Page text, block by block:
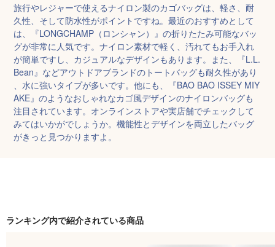
旅行やレジャーで使えるナイロン製のカゴバッグは、軽さ、耐
久性、そして防水性がポイントですね。最近のおすすめとして
は、『LONGCHAMP（ロンシャン）』の折りたたみ可能なバッ
グが非常に人気です。ナイロン素材で軽く、汚れてもお手入れ
が簡単ですし、カジュアルなデザインもあります。また、『L.L.
Bean』などアウトドアブランドのトートバッグも耐久性があり
、水に強いタイプが多いです。他にも、『BAO BAO ISSEY MIY
AKE』のようなおしゃれなカゴ風デザインのナイロンバッグも
注目されています。オンラインストアや実店舗でチェックして
みてはいかがでしょうか。機能性とデザインを両立したバッグ
がきっと見つかりますよ。
ランキング内で紹介されている商品